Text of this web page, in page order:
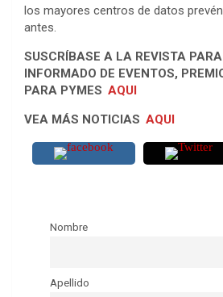
los mayores centros de datos
antes.
SUSCRÍBASE A LA REVISTA
INFORMADO DE EVENTOS,
PARA PYMES AQUI
VEA MÁS NOTICIAS AQUI
Nombre
Apellido